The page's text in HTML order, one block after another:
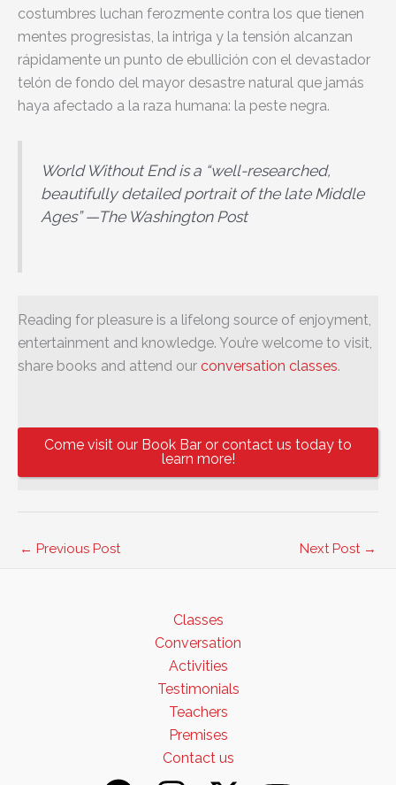
costumbres luchan ferozmente contra los que tienen
mentes progresistas, la intriga y la tensión alcanzan
rápidamente un punto de ebullición con el devastador
telón de fondo del mayor desastre natural que jamás
haya afectado a la raza humana: la peste negra.
World Without End is a “well-researched,
beautifully detailed portrait of the late Middle
Ages” —The Washington Post
Reading for pleasure is a lifelong source of enjoyment,
entertainment and knowledge. You’re welcome to visit,
share books and attend our conversation classes.
Come visit our Book Bar or contact us today to
learn more!
← Previous Post Next Post →
Classes
Conversation
Activities
Testimonials
Teachers
Premises
Contact us